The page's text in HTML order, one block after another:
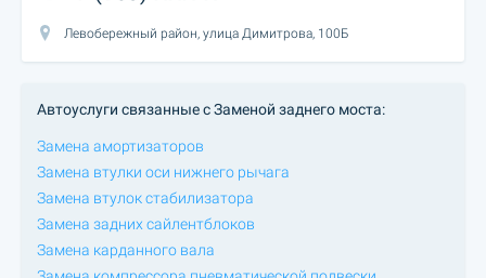
Левобережный район, улица Димитрова, 100Б
Автоуслуги связанные с Заменой заднего моста:
Замена амортизаторов
Замена втулки оси нижнего рычага
Замена втулок стабилизатора
Замена задних сайлентблоков
Замена карданного вала